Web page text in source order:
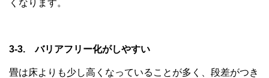
くなります。
3-3. バリアフリー化がしやすい
畳は床よりも少し高くなっていることが多く、段差がつき